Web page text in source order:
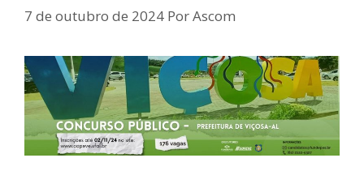
7 de outubro de 2024 PorAscom